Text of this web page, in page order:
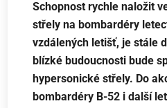
Schopnost rychle naložit
střely na bombardéry
vzdálených letišť, je stále
blízké budoucnosti bude
hypersonické střely. Do
bombardéry B-52 i další